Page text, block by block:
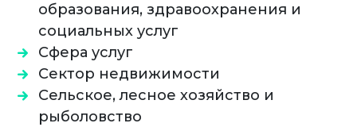
образования, здравоохранения и
социальных услуг
Сфера услуг
Сектор недвижимости
Сельское, лесное хозяйство и
рыболовство